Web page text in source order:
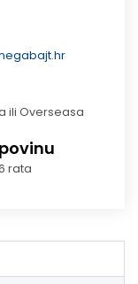
ili Overseasa
rata